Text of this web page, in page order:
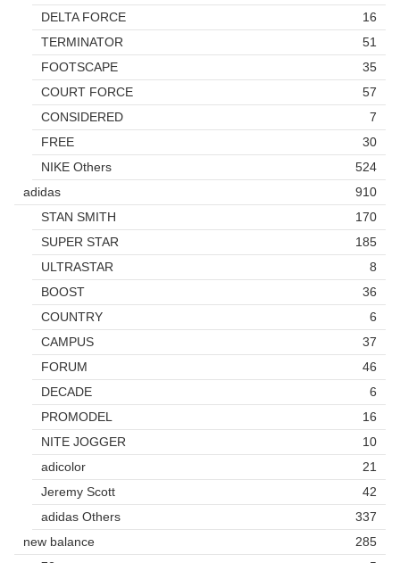
DELTA FORCE
16
TERMINATOR
51
FOOTSCAPE
35
COURT FORCE
57
CONSIDERED
7
FREE
30
NIKE Others
524
adidas
910
STAN SMITH
170
SUPER STAR
185
ULTRASTAR
8
BOOST
36
COUNTRY
6
CAMPUS
37
FORUM
46
DECADE
6
PROMODEL
16
NITE JOGGER
10
adicolor
21
Jeremy Scott
42
adidas Others
337
new balance
285